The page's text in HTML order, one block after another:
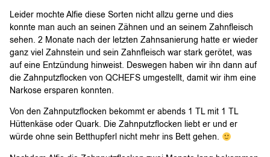
Leider mochte Alfie diese Sorten nicht allzu gerne und dies
konnte man auch an seinen Zähnen und an seinem Zahnfleisch
sehen. 2 Monate nach der letzten Zahnsanierung hatte er wieder
ganz viel Zahnstein und sein Zahnfleisch war stark gerötet, was
auf eine Entzündung hinweist. Deswegen haben wir ihn dann auf
die Zahnputzflocken von QCHEFS umgestellt, damit wir ihm eine
Narkose ersparen konnten.
Von den Zahnputzflocken bekommt er abends 1 TL mit 1 TL
Hüttenkäse oder Quark. Die Zahnputzflocken liebt er und er
würde ohne sein Betthupferl nicht mehr ins Bett gehen.